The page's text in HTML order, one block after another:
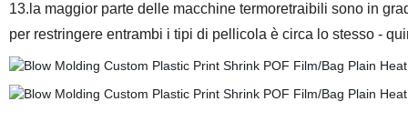
13.la maggior parte delle macchine termoretraibili sono in
per restringere entrambi i tipi di pellicola è circa lo stesso -